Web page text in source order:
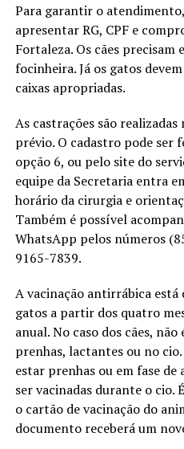
Para garantir o
apresentar RG, CPF e
Fortaleza. Os cães precisam
focinheira. Já os gatos
caixas apropriadas.
As castrações são
prévio. O cadastro pode ser
opção 6, ou pelo site do
equipe da Secretaria entra
horário da cirurgia e
Também é possível
WhatsApp pelos números
9165-7839.
A vacinação antirrábica está
gatos a partir dos quatro
anual. No caso dos cães,
prenhas, lactantes ou no
estar prenhas ou em fase de
ser vacinadas durante o cio.
o cartão de vacinação do
documento receberá um